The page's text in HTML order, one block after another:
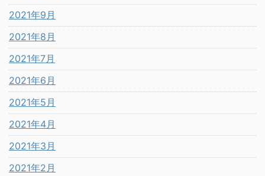
2021年9月
2021年8月
2021年7月
2021年6月
2021年5月
2021年4月
2021年3月
2021年2月